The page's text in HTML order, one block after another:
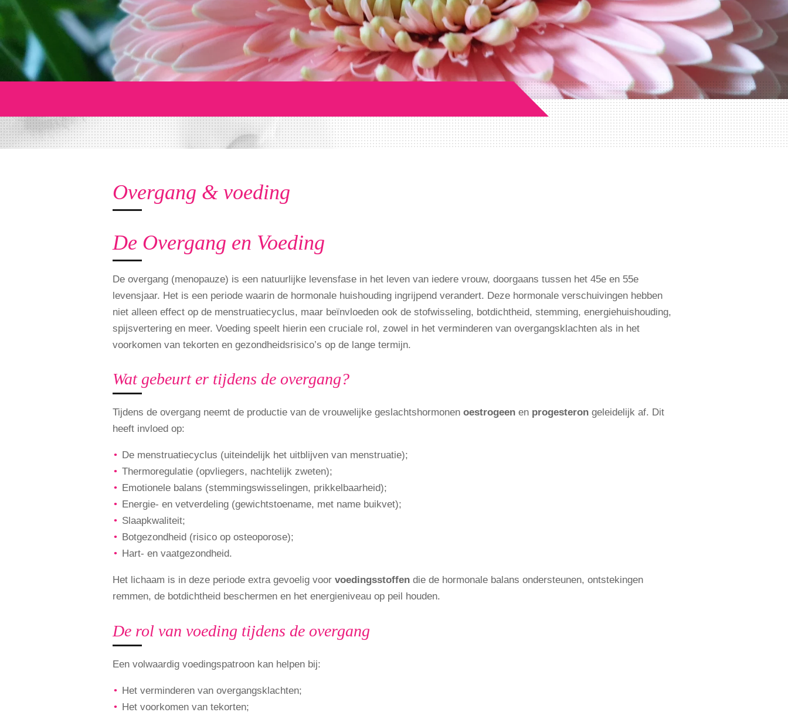
Overgang & voeding
De Overgang en Voeding
De overgang (menopauze) is een natuurlijke levensfase in het leven van iedere vrouw, doorgaans tussen het 45e en 55e
levensjaar. Het is een periode waarin de hormonale huishouding ingrijpend verandert. Deze hormonale verschuivingen hebben
niet alleen effect op de menstruatiecyclus, maar beïnvloeden ook de stofwisseling, botdichtheid, stemming, energiehuishouding,
spijsvertering en meer. Voeding speelt hierin een cruciale rol, zowel in het verminderen van overgangsklachten als in het
voorkomen van tekorten en gezondheidsrisico’s op de lange termijn.
Wat gebeurt er tijdens de overgang?
Tijdens de overgang neemt de productie van de vrouwelijke geslachtshormonen oestrogeen en progesteron geleidelijk af. Dit
heeft invloed op:
De menstruatiecyclus (uiteindelijk het uitblijven van menstruatie);
Thermoregulatie (opvliegers, nachtelijk zweten);
Emotionele balans (stemmingswisselingen, prikkelbaarheid);
Energie- en vetverdeling (gewichtstoename, met name buikvet);
Slaapkwaliteit;
Botgezondheid (risico op osteoporose);
Hart- en vaatgezondheid.
Het lichaam is in deze periode extra gevoelig voor voedingsstoffen die de hormonale balans ondersteunen, ontstekingen
remmen, de botdichtheid beschermen en het energieniveau op peil houden.
De rol van voeding tijdens de overgang
Een volwaardig voedingspatroon kan helpen bij:
Het verminderen van overgangsklachten;
Het voorkomen van tekorten;